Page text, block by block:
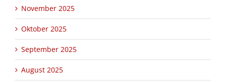
November 2025
Oktober 2025
September 2025
August 2025